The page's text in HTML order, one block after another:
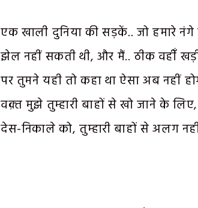
एक खाली दुनिया की सड़कें.. जो हमारे नंगे
झेल नहीं सकती थी, और मैं.. ठीक वहीँ
पर तुमने यही तो कहा था ऐसा अब नहीं
वक़्त मुझे तुम्हारी बाहों से खो जाने के
देस-निकाले को, तुम्हारी बाहों से अलग